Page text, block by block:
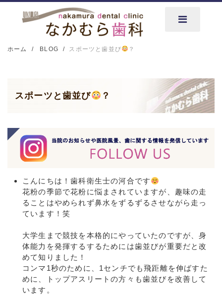
ホーム BLOG スポーツと歯並び ？
スポーツと歯並び ？
こんにちは！歯科衛生士の河合です
花粉の季節で花粉に悩まされていますが、趣味の走
ることはやめられず鼻水をずるずるさせながら走っ
ています！笑
大学生まで競技を本格的にやっていたのですが、身
体能力を発揮するするためには歯並びが重要だと改
めて知りました！
コンマ1秒のために、1センチでも飛距離を伸ばすた
めに、トップアスリートの方々も歯並びを改善して
います。